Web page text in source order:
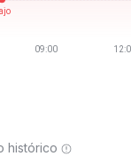
histórico